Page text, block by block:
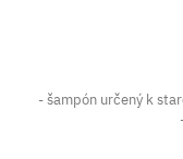
- šampón určený k